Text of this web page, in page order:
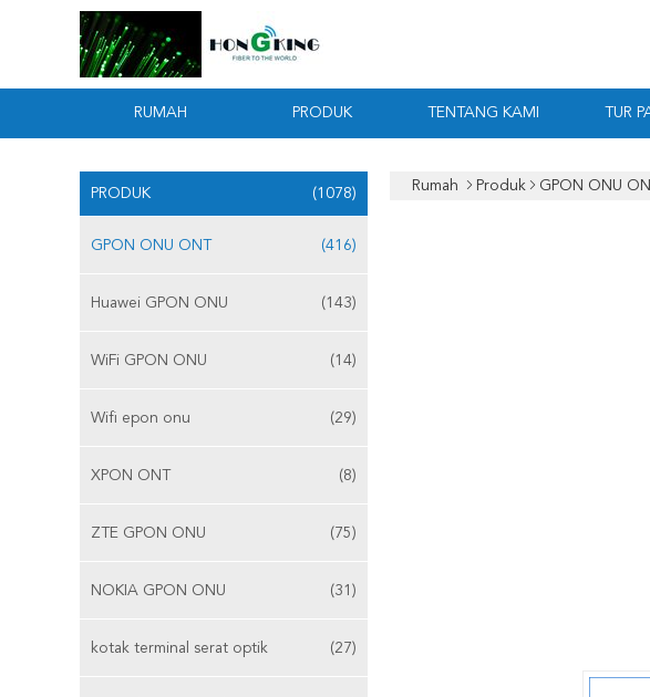
RUMAH PRODUK TENTANG KAMI TUR
PRODUK (1078)
GPON ONU ONT (416)
Huawei GPON ONU (143)
WiFi GPON ONU (14)
Wifi epon onu (29)
XPON ONT (8)
ZTE GPON ONU (75)
NOKIA GPON ONU (31)
kotak terminal serat optik (27)
Rumah Produk GPON ONU